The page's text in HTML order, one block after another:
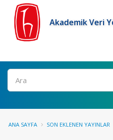
Akademik Veri
Ara
ANA SAYFA SON EKLENEN YAYINLAR